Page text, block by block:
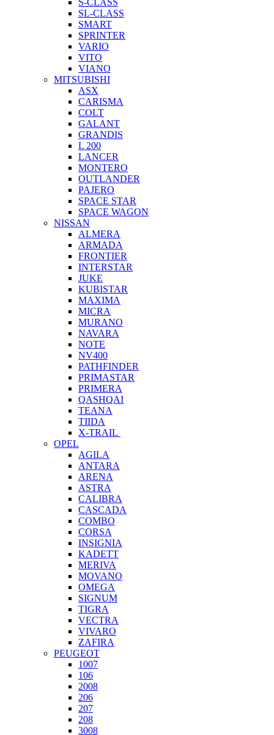
S-CLASS
SL-CLASS
SMART
SPRINTER
VARIO
VITO
VIANO
MITSUBISHI
ASX
CARISMA
COLT
GALANT
GRANDIS
L 200
LANCER
MONTERO
OUTLANDER
PAJERO
SPACE STAR
SPACE WAGON
NISSAN
ALMERA
ARMADA
FRONTIER
INTERSTAR
JUKE
KUBISTAR
MAXIMA
MICRA
MURANO
NAVARA
NOTE
NV400
PATHFINDER
PRIMASTAR
PRIMERA
QASHQAI
TEANA
TIIDA
X-TRAIL
OPEL
AGILA
ANTARA
ARENA
ASTRA
CALIBRA
CASCADA
COMBO
CORSA
INSIGNIA
KADETT
MERIVA
MOVANO
OMEGA
SIGNUM
TIGRA
VECTRA
VIVARO
ZAFIRA
PEUGEOT
1007
106
2008
206
207
208
3008